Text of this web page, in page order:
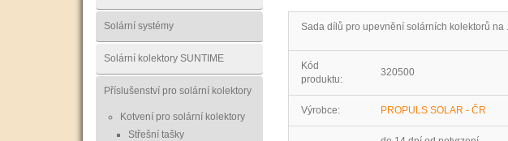
Solární systémy
Solární kolektory SUNTIME
Příslušenství pro solární kolektory
Kotvení pro solární kolektory
Střešní tašky
Sada dílů pro upevnění solárních kolektorů na
Kód
produktu:
320500
Výrobce: PROPULS SOLAR - ČR